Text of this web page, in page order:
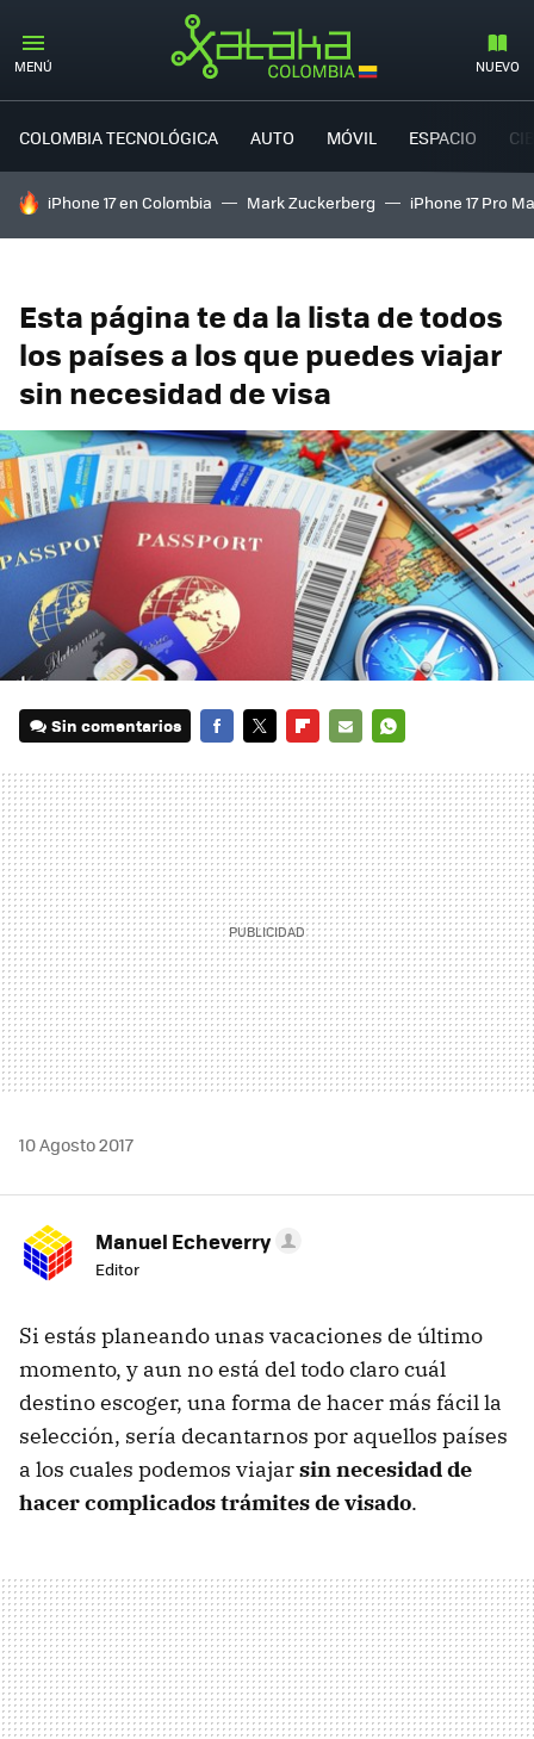
MENÚ NUEVO
COLOMBIA TECNOLÓGICA AUTO MÓVIL ESPACIO
HOY SE HABLA DE
iPhone 17 en Colombia Mark Zuckerberg iPhone 17 Pro
Esta página te da la lista de todos
los países a los que puedes viajar
sin necesidad de visa
Sin comentarios
MAIL
10 Agosto 2017
Manuel Echeverry
Editor
Si estás planeando unas vacaciones de último
momento, y aun no está del todo claro cuál
destino escoger, una forma de hacer más fácil la
selección, sería decantarnos por aquellos países
a los cuales podemos viajarsin necesidad de
hacer complicados trámites de visado.